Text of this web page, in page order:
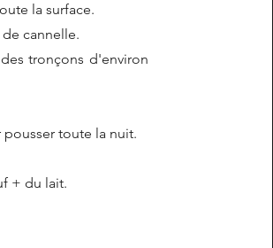
la surface.
cannelle.
tronçons d'environ
pousser toute la nuit.
+ du lait.